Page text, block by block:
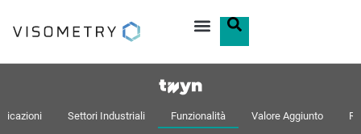
Settori Industriali Funzionalità Valore Aggiunto